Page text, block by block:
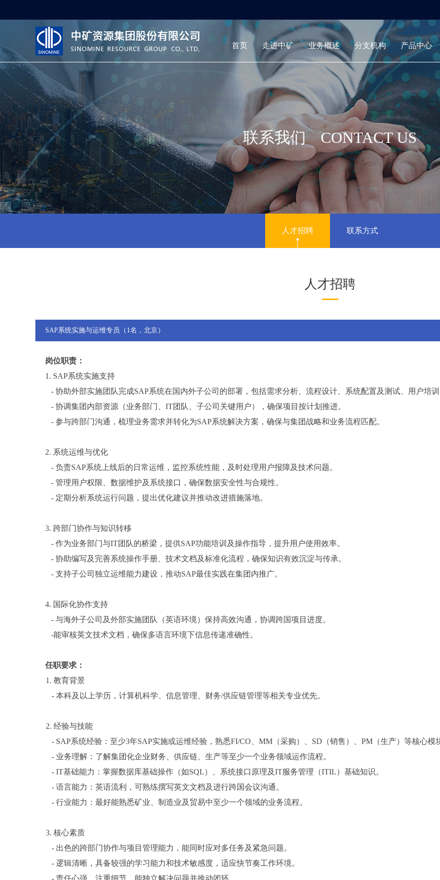
首页 走进中矿 业务概述 分支机构 产品中心
联系我们 CONTACT US
人才招聘 联系方式
人才招聘
SAP系统实施与运维专员（1名，北京）
岗位职责：
1. SAP系统实施支持
- 协助外部实施团队完成SAP系统在国内外子公司的部署，包括需求分析、流程设计、系统配置及测试、用户培训
- 协调集团内部资源（业务部门、IT团队、子公司关键用户），确保项目按计划推进。
- 参与跨部门沟通，梳理业务需求并转化为SAP系统解决方案，确保与集团战略和业务流程匹配。
2. 系统运维与优化
- 负责SAP系统上线后的日常运维，监控系统性能，及时处理用户报障及技术问题。
- 管理用户权限、数据维护及系统接口，确保数据安全性与合规性。
- 定期分析系统运行问题，提出优化建议并推动改进措施落地。
3. 跨部门协作与知识转移
- 作为业务部门与IT团队的桥梁，提供SAP功能培训及操作指导，提升用户使用效率。
- 协助编写及完善系统操作手册、技术文档及标准化流程，确保知识有效沉淀与传承。
- 支持子公司独立运维能力建设，推动SAP最佳实践在集团内推广。
4. 国际化协作支持
- 与海外子公司及外部实施团队（英语环境）保持高效沟通，协调跨国项目进度。
-能审核英文技术文档，确保多语言环境下信息传递准确性。
任职要求：
1. 教育背景
- 本科及以上学历，计算机科学、信息管理、财务/供应链管理等相关专业优先。
2. 经验与技能
- SAP系统经验：至少3年SAP实施或运维经验，熟悉FI/CO、MM（采购）、SD（销售）、PM（生产）等核心模
- 业务理解：了解集团化企业财务、供应链、生产等至少一个业务领域运作流程。
- IT基础能力：掌握数据库基础操作（如SQL）、系统接口原理及IT服务管理（ITIL）基础知识。
- 语言能力：英语流利，可熟练撰写英文文档及进行跨国会议沟通。
- 行业能力：最好能熟悉矿业、制造业及贸易中至少一个领域的业务流程。
3. 核心素质
- 出色的跨部门协作与项目管理能力，能同时应对多任务及紧急问题。
- 逻辑清晰，具备较强的学习能力和技术敏感度，适应快节奏工作环境。
- 责任心强，注重细节，能独立解决问题并推动闭环。